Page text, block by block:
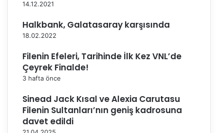
r
y
a
e
l
d
14.12.2021
Halkbank, Galatasaray karşısında
18.02.2022
Filenin Efeleri, Tarihinde İlk Kez VNL’de
Çeyrek Finalde!
3 hafta önce
Sinead Jack Kısal ve Alexia Carutasu
Filenin Sultanları’nın geniş kadrosuna
davet edildi